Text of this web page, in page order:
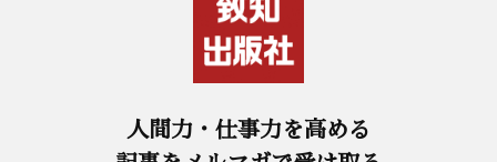
人間力・仕事力を高める